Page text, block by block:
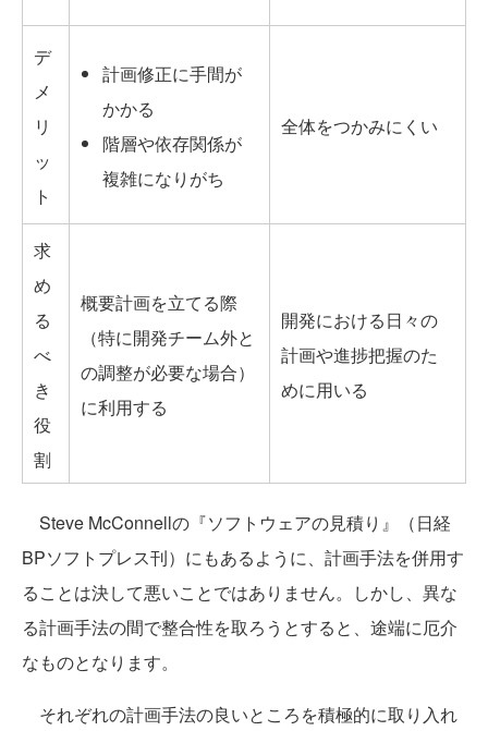
デ
メ
リ
ッ
ト
計画修正に手間が
かかる
階層や依存関係が
複雑になりがち
全体をつかみにくい
求
め
る
べ
き
役
割
概要計画を立てる際
（特に開発チーム外と
の調整が必要な場合）
に利用する
開発における日々の
計画や進捗把握のた
めに用いる
Steve McConnellの『ソフトウェアの見積り』（日経
BPソフトプレス刊）にもあるように、計画手法を併用す
ることは決して悪いことではありません。しかし、異な
る計画手法の間で整合性を取ろうとすると、途端に厄介
なものとなります。
それぞれの計画手法の良いところを積極的に取り入れ